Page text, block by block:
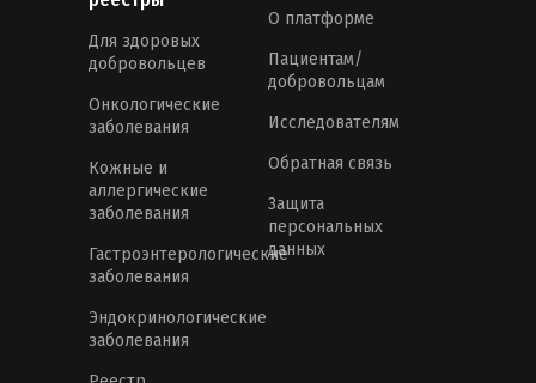
Для здоровых
добровольцев
Онкологические
заболевания
Кожные и
аллергические
заболевания
Гастроэнтерологические
заболевания
Эндокринологические
заболевания
О платформе
Пациентам/
добровольцам
Исследователям
Обратная связь
Защита
персональных
данных